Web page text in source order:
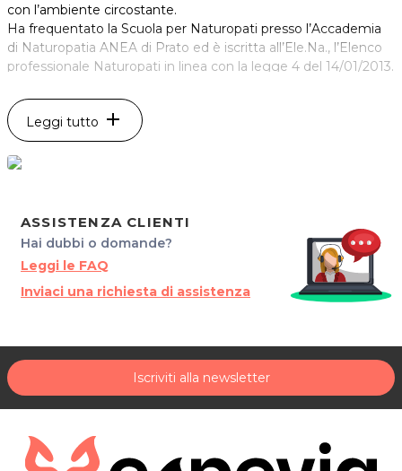
con l’ambiente circostante.
Ha frequentato la Scuola per Naturopati presso l’Accademia
di Naturopatia ANEA di Prato ed è iscritta all’Ele.Na., l’Elenco
professionale Naturopati in linea con la legge 4 del 14/01/2013.
Ritrova il tuo equilibrio bioenergetico con l'aiuto di
MARGHERITA COSANI
Per maggiori info visita il sito
ORARI
u appuntamento.
Via Modotto 1
Sede di Udine
Via del Cotonificio 129/A
Tel. 0432 672331
Cel. 3391382715
Leggi tutto add
ASSISTENZA CLIENTI
Hai dubbi o domande?
Leggi le FAQ
Inviaci una richiesta di assistenza
Iscriviti alla newsletter